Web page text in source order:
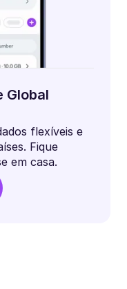
Global
flexíveis e
Fique
em casa.